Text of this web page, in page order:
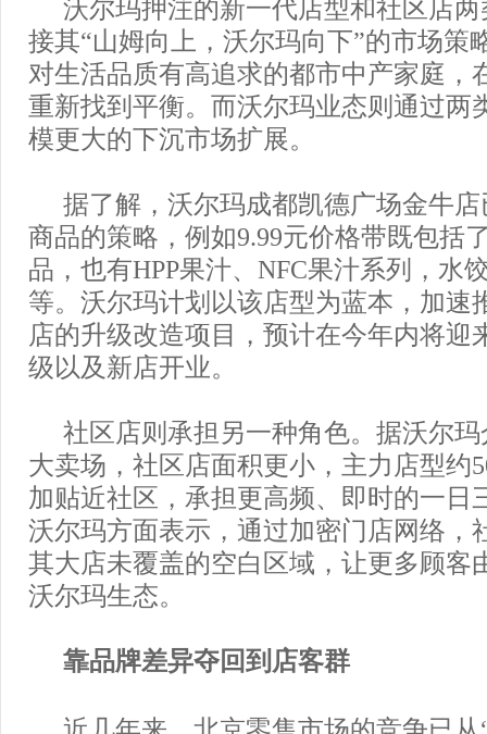
沃尔玛押注的新一代店型和社区店
接其“山姆向上，沃尔玛向下”的市场策
对生活品质有高追求的都市中产家庭，
重新找到平衡。而沃尔玛业态则通过两
模更大的下沉市场扩展。
据了解，沃尔玛成都凯德广场金牛
商品的策略，例如9.99元价格带既包括
品，也有HPP果汁、NFC果汁系列，水
等。沃尔玛计划以该店型为蓝本，加速
店的升级改造项目，预计在今年内将迎
级以及新店开业。
社区店则承担另一种角色。据沃尔
大卖场，社区店面积更小，主力店型约
加贴近社区，承担更高频、即时的一日
沃尔玛方面表示，通过加密门店网络，
其大店未覆盖的空白区域，让更多顾客
沃尔玛生态。
靠品牌差异夺回到店客群
近几年来，北京零售市场的竞争已从